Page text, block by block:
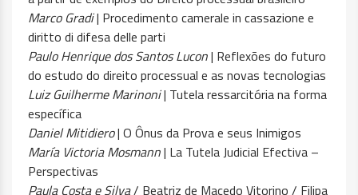
Marco Gradi| Procedimento camerale in cassazione e
diritto di difesa delle parti
Paulo Henrique dos Santos Lucon| Reflexões do futuro
do estudo do direito processual e as novas tecnologias
Luiz Guilherme Marinoni| Tutela ressarcitória na forma
específica
Daniel Mitidiero| O Ônus da Prova e seus Inimigos
María Victoria Mosmann| La Tutela Judicial Efectiva –
Perspectivas
Paula Costa e Silva/ Beatriz de Macedo Vitorino / Filipa